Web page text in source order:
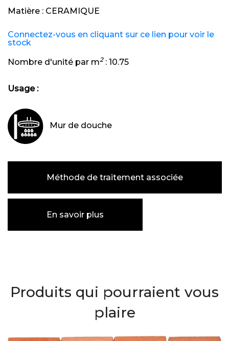
Matière : CERAMIQUE
Connectez-vous en cliquant sur ce lien pour voir le
stock
Nombre d'unité par m2: 10.75
Usage :
Mur de douche
Méthode de traitement associée
En savoir plus
Produits qui pourraient vous
plaire